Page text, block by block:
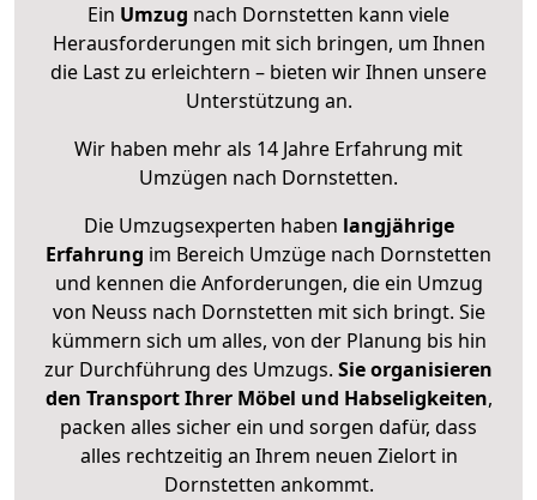
Ein Umzug nach Dornstetten kann viele
Herausforderungen mit sich bringen, um Ihnen
die Last zu erleichtern – bieten wir Ihnen unsere
Unterstützung an.
Wir haben mehr als 14 Jahre Erfahrung mit
Umzügen nach Dornstetten.
Die Umzugsexperten haben langjährige
Erfahrung im Bereich Umzüge nach Dornstetten
und kennen die Anforderungen, die ein Umzug
von Neuss nach Dornstetten mit sich bringt. Sie
kümmern sich um alles, von der Planung bis hin
zur Durchführung des Umzugs. Sie organisieren
den Transport Ihrer Möbel und Habseligkeiten,
packen alles sicher ein und sorgen dafür, dass
alles rechtzeitig an Ihrem neuen Zielort in
Dornstetten ankommt.